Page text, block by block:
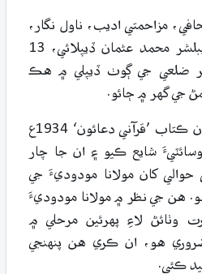
مزاحمتي اديب، ناول نگار،
مضمون نويس، نقاد ۽ پبلشر محمد عثمان ڏيپلائي، 13
ضلعي جي ڳوٺ ڏيپلي ۾ هڪ
جي گهر ۾ ڄائو.
ڏيپلائي صاحب جو پهريون ڪتاب ’قرآني دعائون‘ 1934ع
شايع ڪيو ۽ ان جا چار
کان مولانا مودوديءَ جي
هن جي نظر ۾ مولانا مودوديءَ
وٺائڻ لاءِ پهرئين مرحلي ۾
هو، ان ڪري هن پنهنجي
ڪئي.